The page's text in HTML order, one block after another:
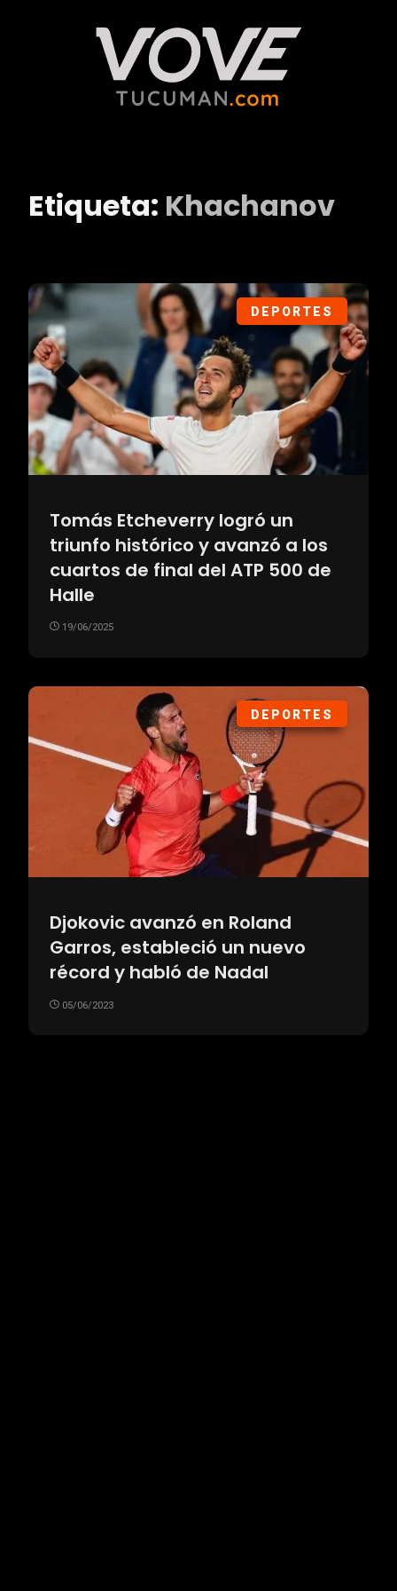
Etiqueta: Khachanov
DEPORTES
Tomás Etcheverry logró un
triunfo histórico y avanzó a los
cuartos de final del ATP 500 de
Halle
19/06/2025
DEPORTES
Djokovic avanzó en Roland
Garros, estableció un nuevo
récord y habló de Nadal
05/06/2023